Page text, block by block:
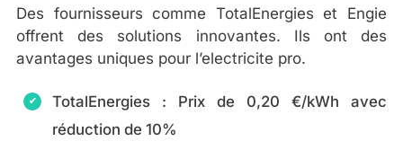
Des fournisseurs comme TotalEnergies et Engie
offrent des solutions innovantes. Ils ont des
avantages uniques pour l’electricite pro.
TotalEnergies : Prix de 0,20 €/kWh avec
réduction de 10%